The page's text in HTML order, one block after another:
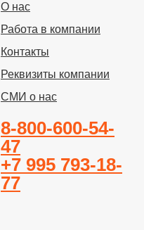
О нас
Работа в компании
Контакты
Реквизиты компании
СМИ о нас
8-800-600-54-
47
+7 995 793-18-
77